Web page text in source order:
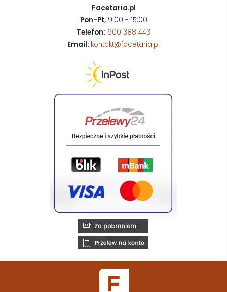
Facetaria.pl
Pon-Pt,9:00 - 15:00
Telefon: 600 388 443
Email: kontakt@facetaria.pl